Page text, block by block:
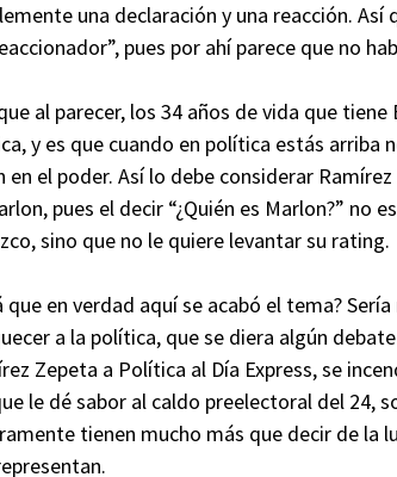
una declaración y una reacción.
pues por ahí parece que no
al parecer, los 34 años de vida que
y es que cuando en política estás arriba
en el poder. Así lo debe considerar
pues el decir “¿Quién es Marlon?” no
sino que no le quiere levantar su rating.
que en verdad aquí se acabó el tema?
a la política, que se diera algún
Zepeta a Política al Día Express, se
le dé sabor al caldo preelectoral del 24,
tienen mucho más que decir de la